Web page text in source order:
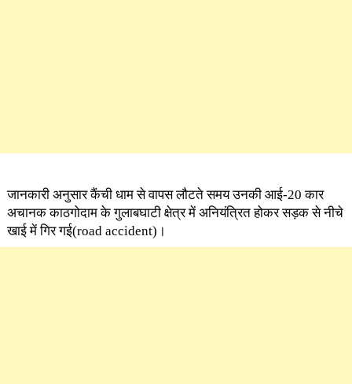
जानकारी अनुसार कैंची धाम से वापस लौटते समय उनकी आई-20 कार
अचानक काठगोदाम के गुलाबघाटी क्षेत्र में अनियंत्रित होकर सड़क से नीचे
खाई में गिर गई(road accident)।